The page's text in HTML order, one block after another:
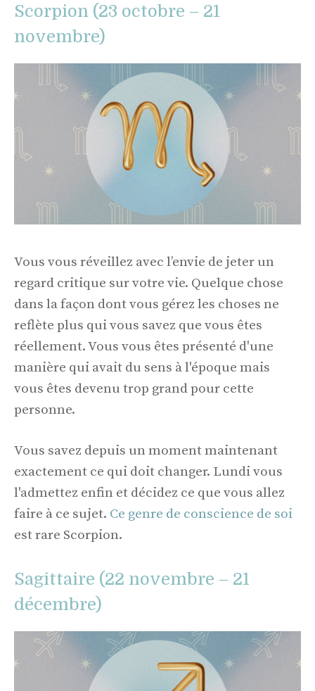
Scorpion (23 octobre – 21
novembre)
Vous vous réveillez avec l’envie de jeter un
regard critique sur votre vie. Quelque chose
dans la façon dont vous gérez les choses ne
reflète plus qui vous savez que vous êtes
réellement. Vous vous êtes présenté d'une
manière qui avait du sens à l'époque mais
vous êtes devenu trop grand pour cette
personne.
Vous savez depuis un moment maintenant
exactement ce qui doit changer. Lundi vous
l'admettez enfin et décidez ce que vous allez
faire à ce sujet. Ce genre de conscience de soi
est rare Scorpion.
Sagittaire (22 novembre – 21
décembre)